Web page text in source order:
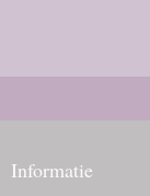
Informatie